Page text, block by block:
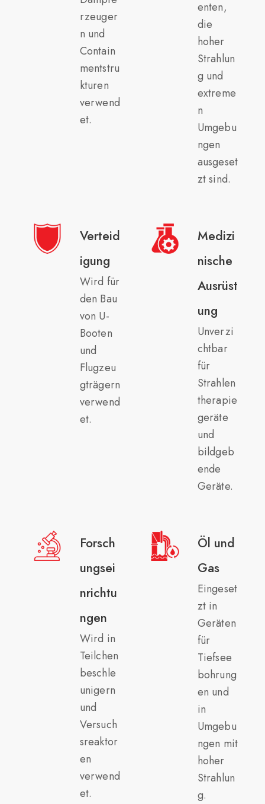
rzeuger
n und
Contain
mentstru
kturen
verwend
et.
enten,
die
hoher
Strahlun
g und
extreme
n
Umgebu
ngen
ausgeset
zt sind.
Verteid
igung
Wird für
den Bau
von U-
Booten
und
Flugzeu
gträgern
verwend
et.
Medizi
nische
Ausrüst
ung
Unverzi
chtbar
für
Strahlen
therapie
geräte
und
bildgeb
ende
Geräte.
Forsch
ungsei
nrichtu
ngen
Wird in
Teilchen
beschle
unigern
und
Versuch
sreaktor
en
verwend
et.
Öl und
Gas
Eingeset
zt in
Geräten
für
Tiefsee
bohrung
en und
in
Umgebu
ngen mit
hoher
Strahlun
g.